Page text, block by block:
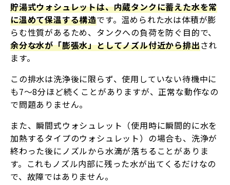
貯湯式ウォシュレットは、内蔵タンクに蓄えた水を常
に温めて保温する構造です。温められた水は体積が膨
らむ性質があるため、タンクへの負荷を防ぐ目的で、
余分な水が「膨張水」としてノズル付近から排出され
ます。
この排水は洗浄後に限らず、使用していない待機中に
も7〜8分ほど続くことがありますが、正常な動作なの
で問題ありません。
また、瞬間式ウォシュレット（使用時に瞬間的に水を
加熱するタイプのウォシュレット）の場合も、洗浄が
終わった後にノズルから水滴が落ちることがありま
す。これもノズル内部に残った水が出てくるだけなの
で、故障ではありません。